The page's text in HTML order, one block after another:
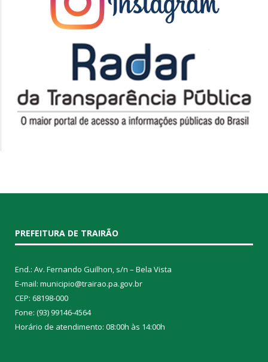
PREFEITURA DE TRAIRÃO
End.: Av. Fernando Guilhon, s/n – Bela Vista
E-mail: municipio@trairao.pa.gov.br
CEP: 68198-000
Fone: (93) 99146-4564
Horário de atendimento: 08:00h às 14:00h